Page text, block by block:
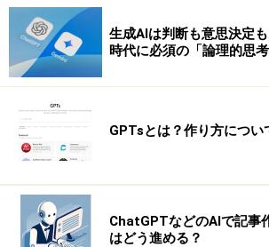
生成AIは判断も意思決定
時代に必須の「論理的思
GPTsとは？作り方につい
ChatGPTなどのAIで記事
はどう進める？